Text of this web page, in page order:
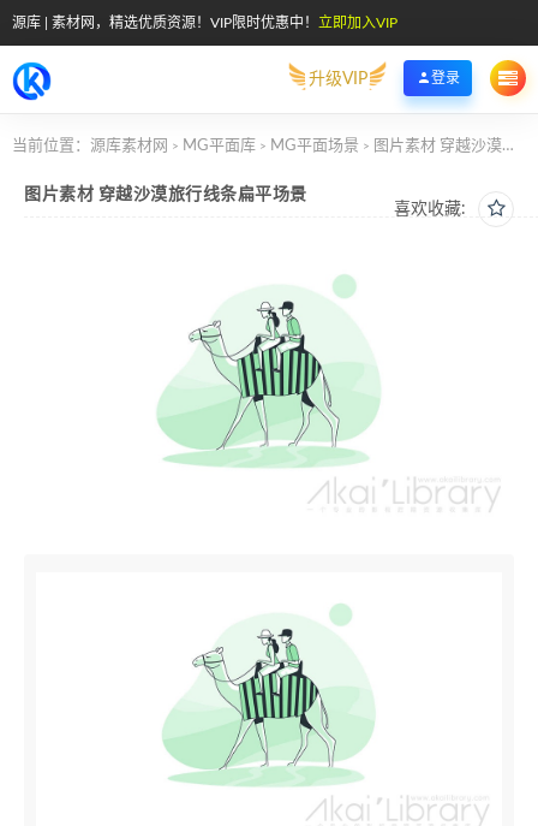
源库 | 素材网，精选优质资源！VIP限时优惠中！ 立即加入VIP
升级VIP 登录
当前位置： 源库素材网 > MG平面库 > MG平面场景 > 图片素材 穿越沙漠旅行线条扁平场景
喜欢收藏:
图片素材 穿越沙漠旅行线条扁平场景